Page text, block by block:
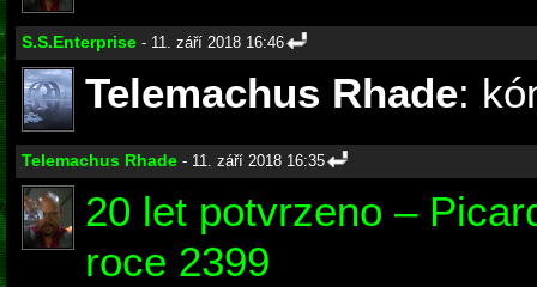
S.S.Enterprise - 11. září 2018 16:46
Telemachus Rhade:
Telemachus Rhade - 11. září 2018 16:35
20 let potvrzeno –
roce 2399